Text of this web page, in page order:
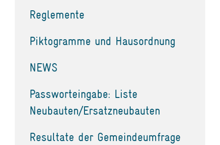
Reglemente
Piktogramme und Hausordnung
NEWS
Passworteingabe: Liste
Neubauten/Ersatzneubauten
Resultate der Gemeindeumfrage